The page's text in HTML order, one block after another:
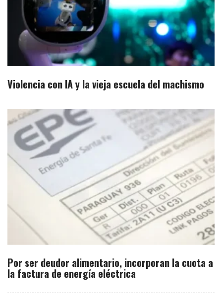
Violencia con IA y la vieja escuela del machismo
Por ser deudor alimentario, incorporan la cuota a
la factura de energía eléctrica